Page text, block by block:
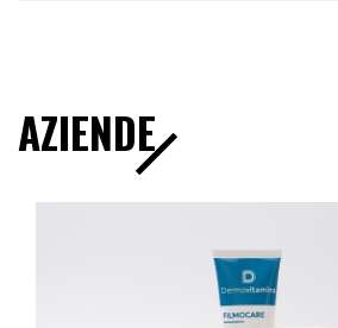
AZIENDE